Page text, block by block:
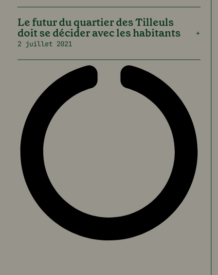
Le futur du quartier des Tilleuls
doit se décider avec les habitants
2 juillet 2021
des activités gratuites, l’implication
bénévole et l’appui de dispositifs
d’insertion, il a progressivement
assuré des missions d’intérêt général :
administratif, soutien aux personnes
vulnérables, prévention du
vieillissement, accès au droit, espace
de sociabilité, culture et mémoire
locale. Ce développement progressif l’a
transformé en un véritable centre
social alternatif, reconnu et fréquenté
bien au-delà du seul quartier.
Un acteur essentiel aujourd’hui
menacé par le renouvellement
urbain
Malgré sa reconnaissance publique et
son rôle unique pour les habitants, Le
Tilia est aujourd’hui menacé
d’expulsion sans solution de relogement
viable en raison des travaux liés au